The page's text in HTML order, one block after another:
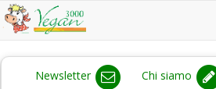
Newsletter Chi siamo